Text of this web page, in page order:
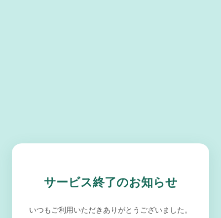
サービス終了のお知らせ
いつもご利用いただきありがとうございました。